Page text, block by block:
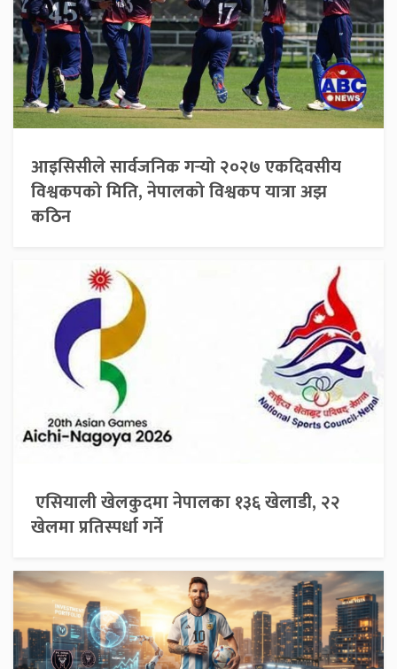
आइसिसीले सार्वजनिक गर्‍यो २०२७ एकदिवसीय
विश्वकपको मिति, नेपालको विश्वकप यात्रा अझ
कठिन
एसियाली खेलकुदमा नेपालका १३६ खेलाडी, २२
खेलमा प्रतिस्पर्धा गर्ने